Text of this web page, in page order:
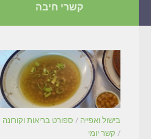
קשרי חיבה
בישול ואפייה / ספורט בריאות וקורונה
/ קשר יומי